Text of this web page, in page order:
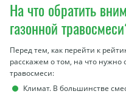
На что обратить
газонной
Перед тем, как перейти к
расскажем о том, на что
травосмеси:
Климат. В большинстве